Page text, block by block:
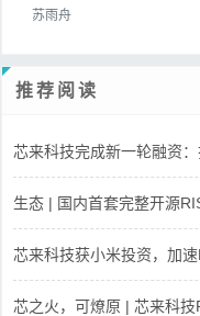
苏雨舟
推荐阅读
芯来科技完成新一轮融资
生态 | 国内首套完整开源
芯来科技获小米投资，加
芯之火，可燎原 | 芯来科技